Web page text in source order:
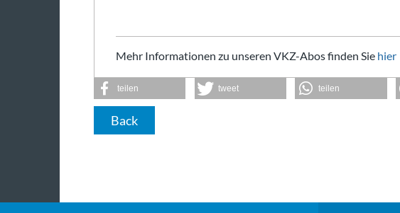
Mehr Informationen zu unseren VKZ-Abos finden Sie hier
teilen tweet teilen
Back